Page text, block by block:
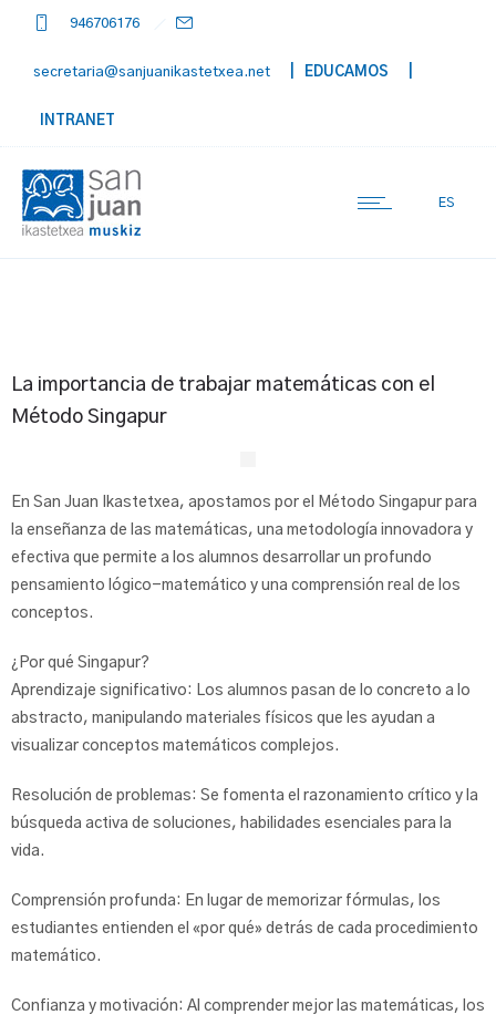
946706176
secretaria@sanjuanikastetxea.net | EDUCAMOS
INTRANET
ES
La importancia de trabajar matemáticas con el
Método Singapur
En San Juan Ikastetxea, apostamos por el Método Singapur para
la enseñanza de las matemáticas, una metodología innovadora y
efectiva que permite a los alumnos desarrollar un profundo
pensamiento lógico-matemático y una comprensión real de los
conceptos.
¿Por qué Singapur?
Aprendizaje significativo: Los alumnos pasan de lo concreto a lo
abstracto, manipulando materiales físicos que les ayudan a
visualizar conceptos matemáticos complejos.
Resolución de problemas: Se fomenta el razonamiento crítico y la
búsqueda activa de soluciones, habilidades esenciales para la
vida.
Comprensión profunda: En lugar de memorizar fórmulas, los
estudiantes entienden el «por qué» detrás de cada procedimiento
matemático.
Confianza y motivación: Al comprender mejor las matemáticas, los